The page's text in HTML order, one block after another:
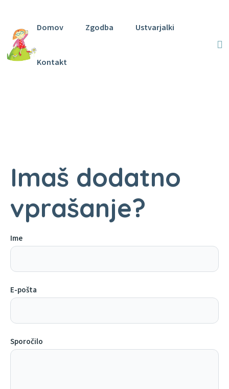
Domov Zgodba Ustvarjalki
Kontakt
Imaš dodatno
vprašanje?
Ime
E-pošta
Sporočilo